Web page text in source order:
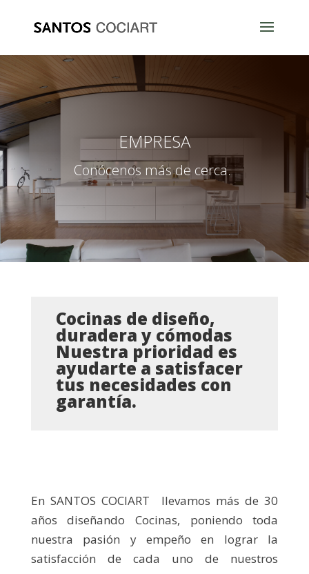
EMPRESA
Conócenos más de cerca.
Cocinas de diseño,
duradera y cómodas
Nuestra prioridad es
ayudarte a satisfacer
tus necesidades con
garantía.
En SANTOS COCIART llevamos más de 30
años diseñando Cocinas, poniendo toda
nuestra pasión y empeño en lograr la
satisfacción de cada uno de nuestros